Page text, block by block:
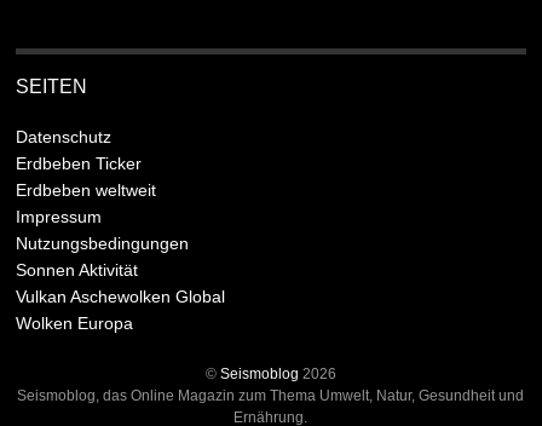
SEITEN
Datenschutz
Erdbeben Ticker
Erdbeben weltweit
Impressum
Nutzungsbedingungen
Sonnen Aktivität
Vulkan Aschewolken Global
Wolken Europa
© Seismoblog 2026
Seismoblog, das Online Magazin zum Thema Umwelt, Natur, Gesundheit und
Ernährung.